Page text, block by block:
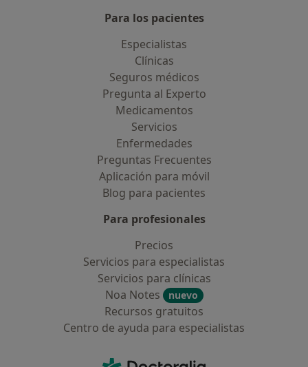
Para los pacientes
Especialistas
Clínicas
Seguros médicos
Pregunta al Experto
Medicamentos
Servicios
Enfermedades
Preguntas Frecuentes
Aplicación para móvil
Blog para pacientes
Para profesionales
Precios
Servicios para especialistas
Servicios para clínicas
Noa Notes
nuevo
Recursos gratuitos
Centro de ayuda para especialistas
Doctoralia - Página de inicio